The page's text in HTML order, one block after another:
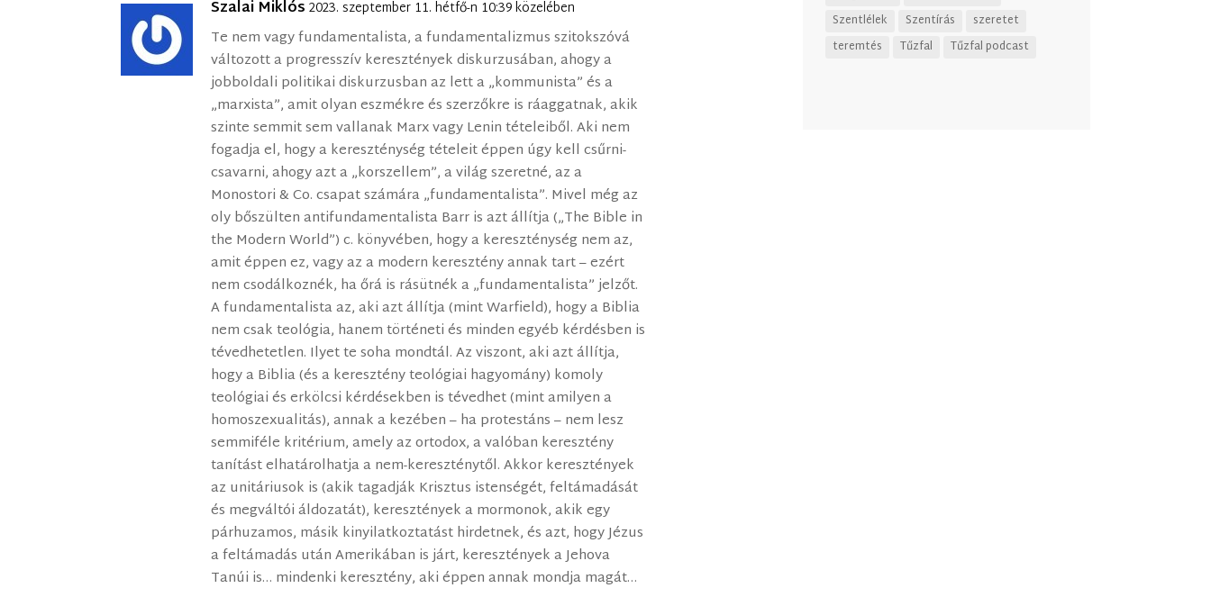
Szalai Miklós 2023. szeptember 11. hétfő-n 10:39 közelében
Te nem vagy fundamentalista, a fundamentalizmus szitokszóvá
változott a progresszív keresztények diskurzusában, ahogy a
jobboldali politikai diskurzusban az lett a „kommunista” és a
„marxista”, amit olyan eszmékre és szerzőkre is ráaggatnak, akik
szinte semmit sem vallanak Marx vagy Lenin tételeiből. Aki nem
fogadja el, hogy a kereszténység tételeit éppen úgy kell csűrni-
csavarni, ahogy azt a „korszellem”, a világ szeretné, az a
Monostori & Co. csapat számára „fundamentalista”. Mivel még az
oly bőszülten antifundamentalista Barr is azt állítja („The Bible in
the Modern World”) c. könyvében, hogy a kereszténység nem az,
amit éppen ez, vagy az a modern keresztény annak tart – ezért
nem csodálkoznék, ha őrá is rásütnék a „fundamentalista” jelzőt.
A fundamentalista az, aki azt állítja (mint Warfield), hogy a Biblia
nem csak teológia, hanem történeti és minden egyéb kérdésben is
tévedhetetlen. Ilyet te soha mondtál. Az viszont, aki azt állítja,
hogy a Biblia (és a keresztény teológiai hagyomány) komoly
teológiai és erkölcsi kérdésekben is tévedhet (mint amilyen a
homoszexualitás), annak a kezében – ha protestáns – nem lesz
semmiféle kritérium, amely az ortodox, a valóban keresztény
tanítást elhatárolhatja a nem-kereszténytől. Akkor keresztények
az unitáriusok is (akik tagadják Krisztus istenségét, feltámadását
és megváltói áldozatát), keresztények a mormonok, akik egy
párhuzamos, másik kinyilatkoztatást hirdetnek, és azt, hogy Jézus
a feltámadás után Amerikában is járt, keresztények a Jehova
Tanúi is… mindenki keresztény, aki éppen annak mondja magát…
Szentlélek
Szentírás
szeretet
teremtés
Tűzfal Tűzfal podcast